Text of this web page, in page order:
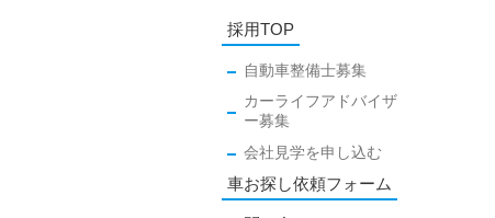
採用TOP
自動車整備士募集
カーライフアドバイザ
ー募集
会社見学を申し込む
車お探し依頼フォーム